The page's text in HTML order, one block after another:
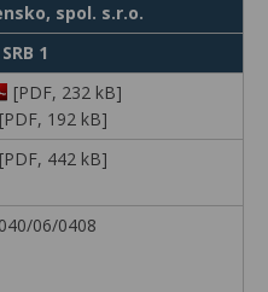
spol. s.r.o.
1
[PDF, 232 kB]
[PDF, 192 kB]
[PDF, 442 kB]
06/0408